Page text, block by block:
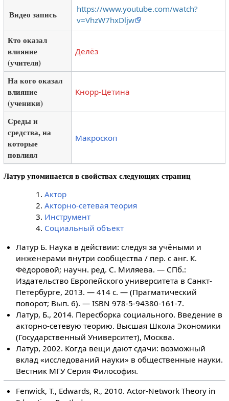
Видео запись
https://www.youtube.com/watch?
v=VhzW7hxDljw
Кто оказал
влияние
(учителя)
Делёз
На кого оказал
влияние
(ученики)
Кнорр-Цетина
Среды и
средства, на
которые
повлиял
Макроскоп
Латур упоминается в свойствах следующих страниц
Актор
Акторно-сетевая теория
Инструмент
Социальный объект
Латур Б. Наука в действии: следуя за учёными и
инженерами внутри сообщества / пер. с анг. К.
Фёдоровой; научн. ред. С. Миляева. — СПб.:
Издательство Европейского университета в Санкт-
Петербурге, 2013. — 414 с. — (Прагматический
поворот; Вып. 6). — ISBN 978-5-94380-161-7.
Латур, Б., 2014. Пересборка социального. Введение в
акторно-сетевую теорию. Высшая Школа Экономики
(Государственный Университет), Москва.
Латур, 2002. Когда вещи дают сдачи: возможный
вклад «исследований науки» в общественные науки.
Вестник МГУ Серия Философия.
Fenwick, T., Edwards, R., 2010. Actor-Network Theory in